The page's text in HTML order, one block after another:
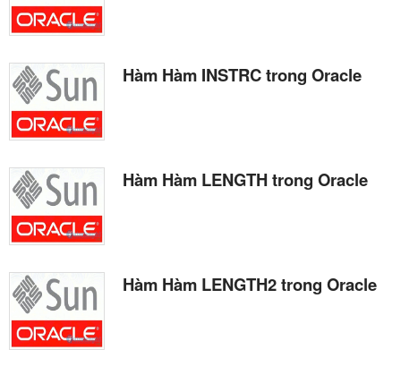
Hàm Hàm INSTRC trong Oracle
Hàm Hàm LENGTH trong Oracle
Hàm Hàm LENGTH2 trong Oracle